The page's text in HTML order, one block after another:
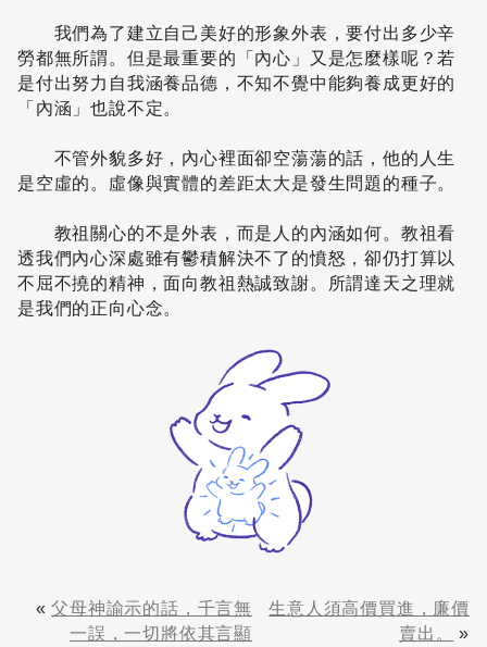
我們為了建立自己美好的形象外表，要付出多少辛
勞都無所謂。但是最重要的「內心」又是怎麼樣呢？若
是付出努力自我涵養品德，不知不覺中能夠養成更好的
「內涵」也說不定。
不管外貌多好，內心裡面卻空蕩蕩的話，他的人生
是空虛的。虛像與實體的差距太大是發生問題的種子。
教祖關心的不是外表，而是人的內涵如何。教祖看
透我們內心深處雖有鬱積解決不了的憤怒，卻仍打算以
不屈不撓的精神，面向教祖熱誠致謝。所謂達天之理就
是我們的正向心念。
«父母神諭示的話，千言無
一誤，一切將依其言顯
生意人須高價買進，廉價
賣出。
»